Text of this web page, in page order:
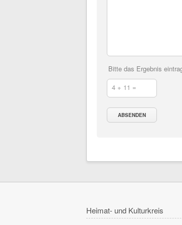
Bitte das Ergebnis
4 + 11 =
Heimat- und Kulturkreis